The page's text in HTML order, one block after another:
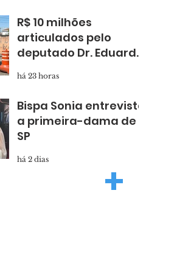
R$ 10 milhões
articulados pelo
deputado Dr. Eduardo
asfalto novo para
Taboão
há 23 horas
Bispa Sonia entrevista
a primeira-dama de
SP
há 2 dias +